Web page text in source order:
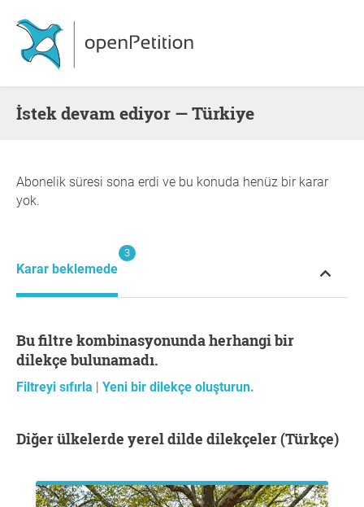
İstek devam ediyor — Türkiye
Abonelik süresi sona erdi ve bu konuda henüz bir karar
yok.
Karar beklemede
3
Bu filtre kombinasyonunda herhangi bir
dilekçe bulunamadı.
Filtreyi sıfırla | Yeni bir dilekçe oluşturun.
Diğer ülkelerde yerel dilde dilekçeler (Türkçe)